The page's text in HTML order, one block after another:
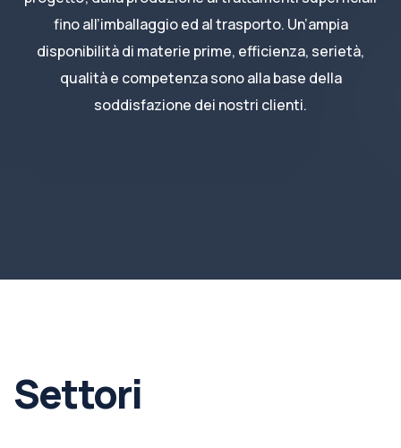
fino all’imballaggio ed al trasporto. Un’ampia
disponibilità di materie prime, efficienza, serietà,
qualità e competenza sono alla base della
soddisfazione dei nostri clienti.
Settori